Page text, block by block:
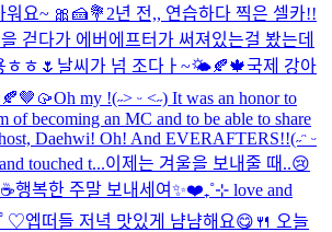
워요~ 🎀🍰💐 2년 전,, 연습하다 찍은 셀카!!
걷다가 에버에프터가 써져있는걸 봤는데
ㅎㅎ🌷 날씨가 넘 조다ㅏ~🌤️🍂🍁국제 강아
Oh my !(˶˃ ᵕ ˂˶) It was an honor to
becoming an MC and to be able to share
Daehwi! Oh! And EVERAFTERS!!(˶ᵔ ᵕ
touched t...이제는 겨울을 보내줄 때..😢
행복한 주말 보내세여✨❤️₊˚⊹ love and
ﾟ♡︎엡떠들 저녁 맛있게 냠냠해요😋🍴 오늘